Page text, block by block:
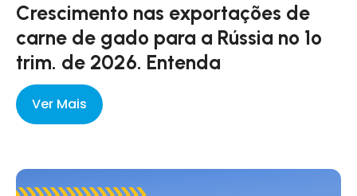
Crescimento nas exportações de
carne de gado para a Rússia no 1º
trim. de 2026. Entenda
Ver Mais